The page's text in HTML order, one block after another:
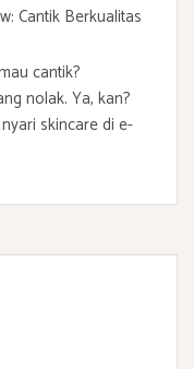
Cantik Berkualitas
cantik?
nolak. Ya, kan?
skincare di e-